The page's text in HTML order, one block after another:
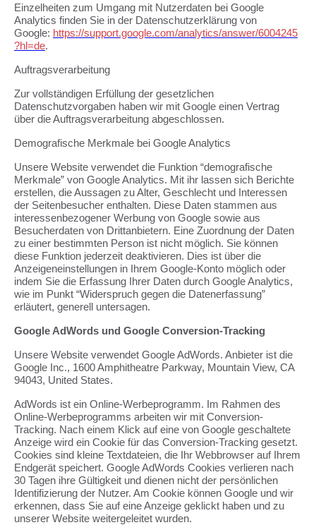
Einzelheiten zum Umgang mit Nutzerdaten bei Google
Analytics finden Sie in der Datenschutzerklärung von
Google: https://support.google.com/analytics/answer/6004245
?hl=de.
Auftragsverarbeitung
Zur vollständigen Erfüllung der gesetzlichen
Datenschutzvorgaben haben wir mit Google einen Vertrag
über die Auftragsverarbeitung abgeschlossen.
Demografische Merkmale bei Google Analytics
Unsere Website verwendet die Funktion “demografische
Merkmale” von Google Analytics. Mit ihr lassen sich Berichte
erstellen, die Aussagen zu Alter, Geschlecht und Interessen
der Seitenbesucher enthalten. Diese Daten stammen aus
interessenbezogener Werbung von Google sowie aus
Besucherdaten von Drittanbietern. Eine Zuordnung der Daten
zu einer bestimmten Person ist nicht möglich. Sie können
diese Funktion jederzeit deaktivieren. Dies ist über die
Anzeigeneinstellungen in Ihrem Google-Konto möglich oder
indem Sie die Erfassung Ihrer Daten durch Google Analytics,
wie im Punkt “Widerspruch gegen die Datenerfassung”
erläutert, generell untersagen.
Google AdWords und Google Conversion-Tracking
Unsere Website verwendet Google AdWords. Anbieter ist die
Google Inc., 1600 Amphitheatre Parkway, Mountain View, CA
94043, United States.
AdWords ist ein Online-Werbeprogramm. Im Rahmen des
Online-Werbeprogramms arbeiten wir mit Conversion-
Tracking. Nach einem Klick auf eine von Google geschaltete
Anzeige wird ein Cookie für das Conversion-Tracking gesetzt.
Cookies sind kleine Textdateien, die Ihr Webbrowser auf Ihrem
Endgerät speichert. Google AdWords Cookies verlieren nach
30 Tagen ihre Gültigkeit und dienen nicht der persönlichen
Identifizierung der Nutzer. Am Cookie können Google und wir
erkennen, dass Sie auf eine Anzeige geklickt haben und zu
unserer Website weitergeleitet wurden.